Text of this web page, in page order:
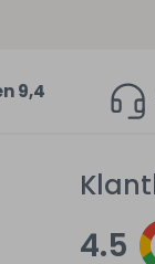
9,4
4.5